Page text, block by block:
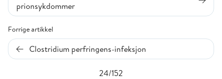
Forrige artikkel
Clostridium perfringens-infeksjon
24/152
prionsykdommer